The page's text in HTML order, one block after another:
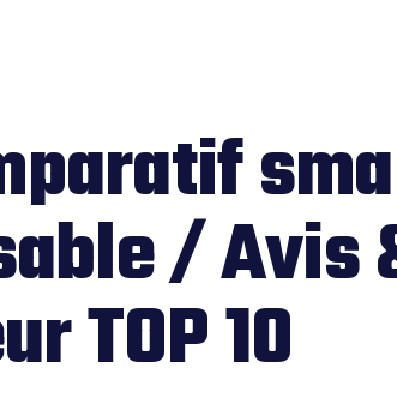
/ Avis
TOP 10